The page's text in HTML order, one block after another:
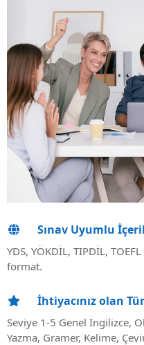
Sınav Uyumlu
YDS, YÖKDİL, TIPDİL,
format.
İhtiyacınız olan
Seviye 1-5 Genel İngilizce,
Yazma, Gramer, Kelime,